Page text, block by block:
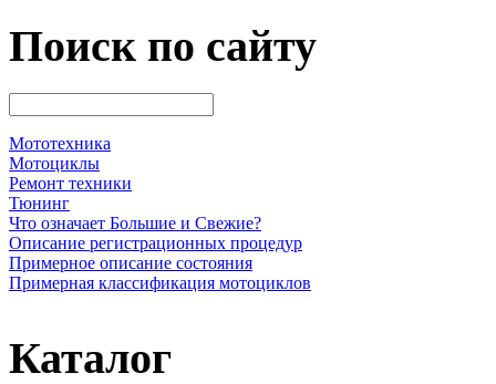
Поиск по сайту
Мототехника
Мотоциклы
Ремонт техники
Тюнинг
Что означает Большие и Свежие?
Описание регистрационных процедур
Примерное описание состояния
Примерная классификация мотоциклов
Каталог